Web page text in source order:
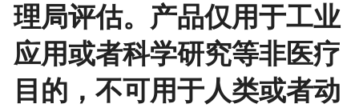
理局评估。产品仅用于工业
应用或者科学研究等非医疗
目的，不可用于人类或者动